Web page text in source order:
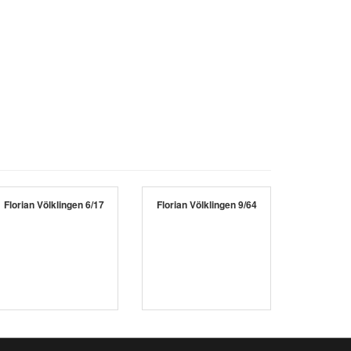
Florian Völklingen 6/17 Florian Völklingen 9/64